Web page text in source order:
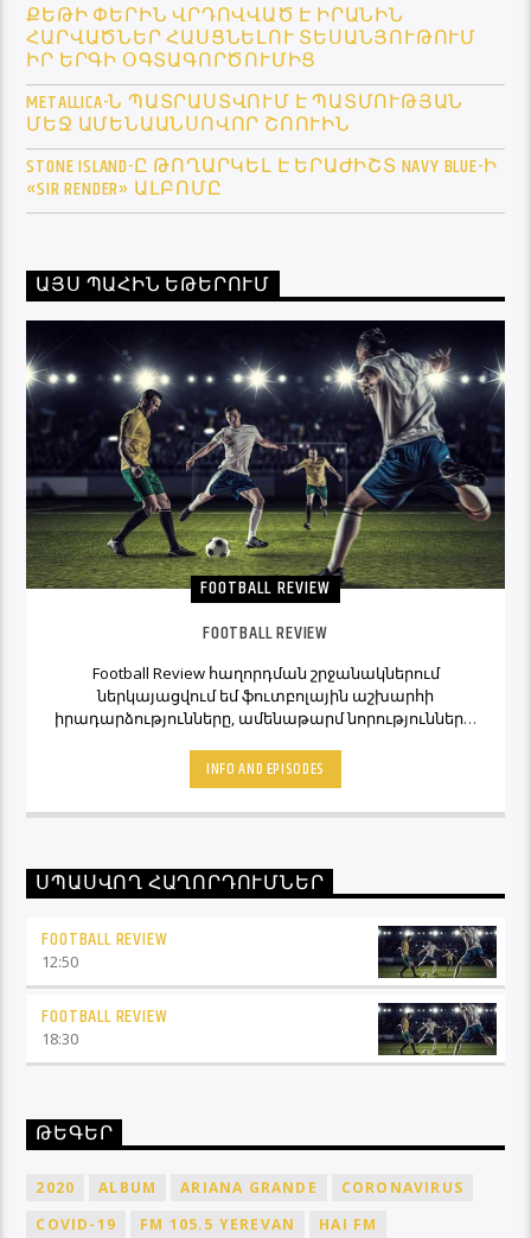
ՔԵԹԻ ՓԵՐԻՆ ՎՐԴՈՎՎԱԾ Է ԻՐԱՆԻՆ
ՀԱՐՎԱԾՆԵՐ ՀԱՍՑՆԵԼՈՒ ՏԵՍԱՆՅՈՒԹՈՒՄ
ԻՐ ԵՐԳԻ ՕԳՏԱԳՈՐԾՈՒՄԻՑ
METALLICA-Ն ՊԱՏՐԱՍՏՎՈՒՄ Է ՊԱՏՄՈՒԹՅԱՆ
ՄԵՋ ԱՄԵՆԱԱՆՍՈՎՈՐ ՇՈՈՒԻՆ
STONE ISLAND-Ը ԹՈՂԱՐԿԵԼ Է ԵՐԱԺԻՇՏ NAVY BLUE-Ի
«SIR RENDER» ԱԼԲՈՄԸ
ԱՅՍ ՊԱՀԻՆ ԵԹԵՐՈՒՄ
FOOTBALL REVIEW
FOOTBALL REVIEW
Football Review հաղորդման շրջանակներում
ներկայացվում եմ ֆուտբոլային աշխարհի
իրադարձությունները, ամենաթարմ նորությունները,
տեսակետները։ Հետևեք Լավագույնի եթերին եւ
Ֆուտբոլ Ռիվյու հաղորդաշարի միջոցով մշտապես
կլինեք ֆուտբոլային աշխարհի կիզակետում։
INFO AND EPISODES
ՍՊԱՍՎՈՂ ՀԱՂՈՐԴՈՒՄՆԵՐ
FOOTBALL REVIEW
12:50
FOOTBALL REVIEW
18:30
ԹԵԳԵՐ
2020 ALBUM ARIANA GRANDE
CORONAVIRUS
COVID-19
FM 105.5 YEREVAN
HAI FM